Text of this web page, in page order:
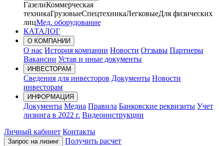
ГазелиКоммерческая
техникаГрузовыеСпецтехникаЛегковыеДля физических
лицМед. оборудование
КАТАЛОГ
О КОМПАНИИ
О нас История компании Новости Отзывы Партнеры
Вакансии Устав и иные документы
ИНВЕСТОРАМ
Сведения для инвесторов Документы Новости
инвесторам
ИНФОРМАЦИЯ
Документы Медиа Правила Банковские реквизиты Учет
лизинга в 2022 г. Видеоинструкции
Личный кабинет Контакты
Запрос на лизинг Получить расчет